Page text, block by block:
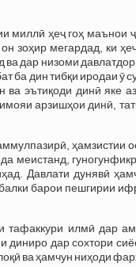
миллӣ ҳеҷ гоҳ маънои
зоҳир мегардад, ки
дар низоми
дин тибқи иродаи ӯ
эътиқоди динӣ яке
арзишҳои динӣ,
ҳамзистии
меистанд,
Давлати дунявӣ
барои пешгирии
тафаккури илмӣ дар
дар сохтори
ва ҳамчун ниҳоди